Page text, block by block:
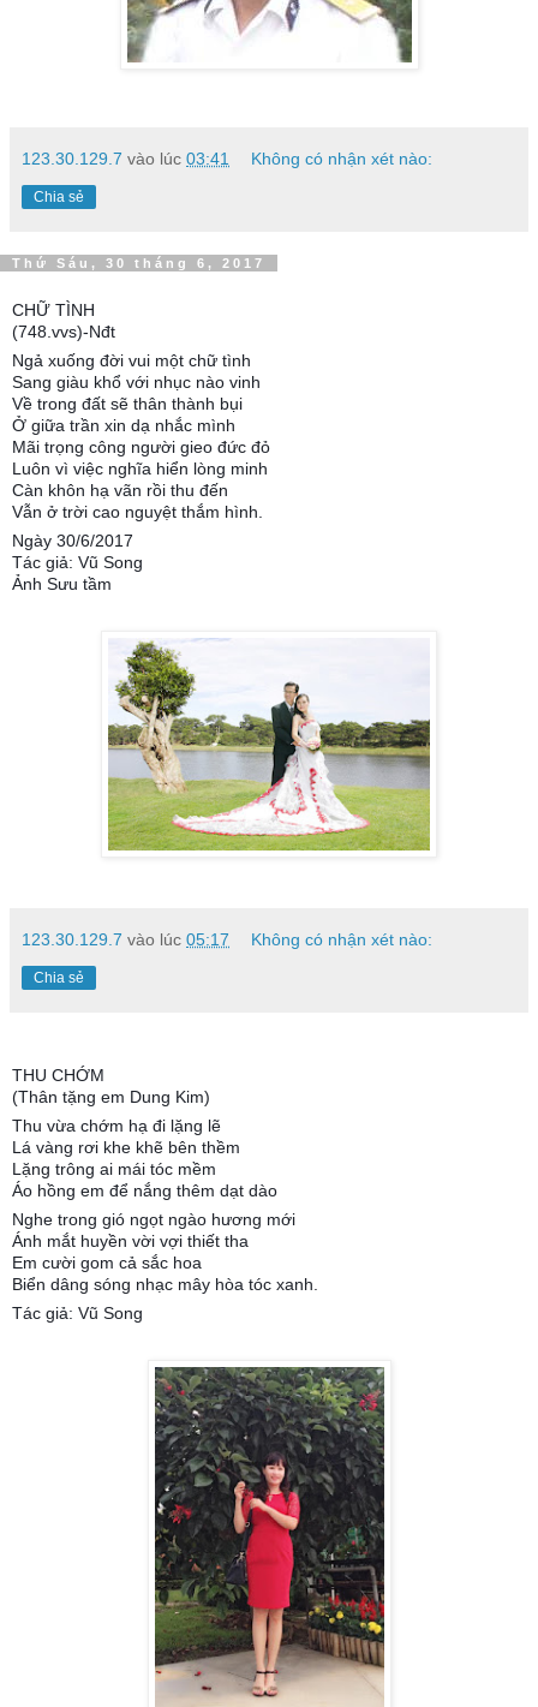
123.30.129.7 vào lúc 03:41 Không có nhận xét nào:
Chia sẻ
Thứ Sáu, 30 tháng 6, 2017
CHỮ TÌNH
(748.vvs)-Nđt
Ngả xuống đời vui một chữ tình
Sang giàu khổ với nhục nào vinh
Về trong đất sẽ thân thành bụi
Ở giữa trần xin dạ nhắc mình
Mãi trọng công người gieo đức đỏ
Luôn vì việc nghĩa hiển lòng minh
Càn khôn hạ vãn rồi thu đến
Vẫn ở trời cao nguyệt thắm hình.
Ngày 30/6/2017
Tác giả: Vũ Song
Ảnh Sưu tầm
123.30.129.7 vào lúc 05:17 Không có nhận xét nào:
Chia sẻ
THU CHỚM
(Thân tặng em Dung Kim)
Thu vừa chớm hạ đi lặng lẽ
Lá vàng rơi khe khẽ bên thềm
Lặng trông ai mái tóc mềm
Áo hồng em để nắng thêm dạt dào
Nghe trong gió ngọt ngào hương mới
Ánh mắt huyền vời vợi thiết tha
Em cười gom cả sắc hoa
Biển dâng sóng nhạc mây hòa tóc xanh.
Tác giả: Vũ Song